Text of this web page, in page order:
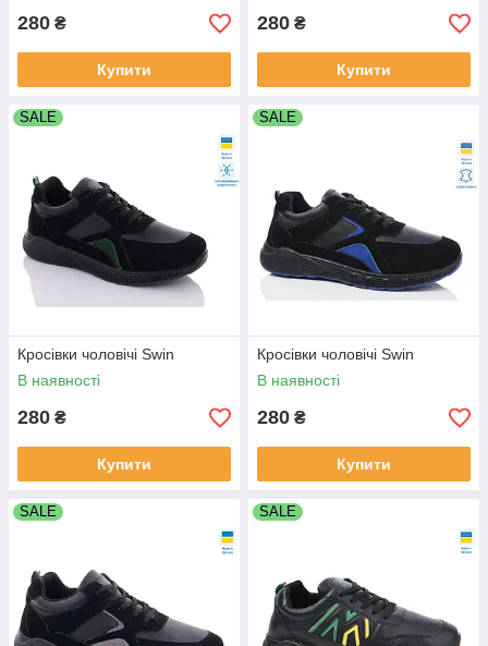
280 ₴
Купити
280 ₴
Купити
SALE
Кросівки чоловічі Swin
В наявності
280 ₴
Купити
SALE
Кросівки чоловічі Swin
В наявності
280 ₴
Купити
SALE SALE